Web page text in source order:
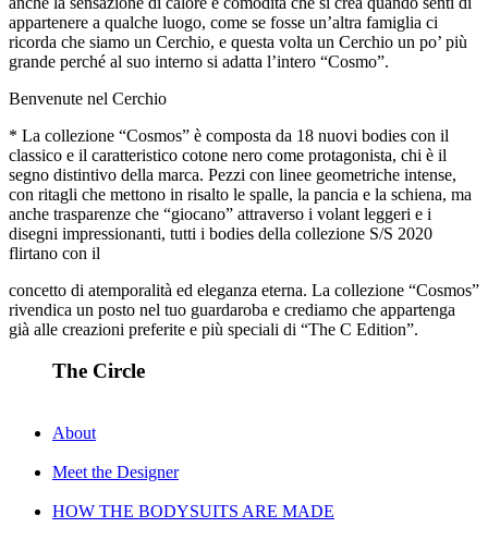
appartenere a qualche luogo, come se fosse un’altra famiglia ci
ricorda che siamo un Cerchio, e questa volta un Cerchio un po’ più
grande perché al suo interno si adatta l’intero “Cosmo”.
Benvenute nel Cerchio
* La collezione “Cosmos” è composta da 18 nuovi bodies con il
classico e il caratteristico cotone nero come protagonista, chi è il
segno distintivo della marca. Pezzi con linee geometriche intense,
con ritagli che mettono in risalto le spalle, la pancia e la schiena, ma
anche trasparenze che “giocano” attraverso i volant leggeri e i
disegni impressionanti, tutti i bodies della collezione S/S 2020
flirtano con il
concetto di atemporalità ed eleganza eterna. La collezione “Cosmos”
rivendica un posto nel tuo guardaroba e crediamo che appartenga
già alle creazioni preferite e più speciali di “The C Edition”.
The Circle
About
Meet the Designer
HOW THE BODYSUITS ARE MADE